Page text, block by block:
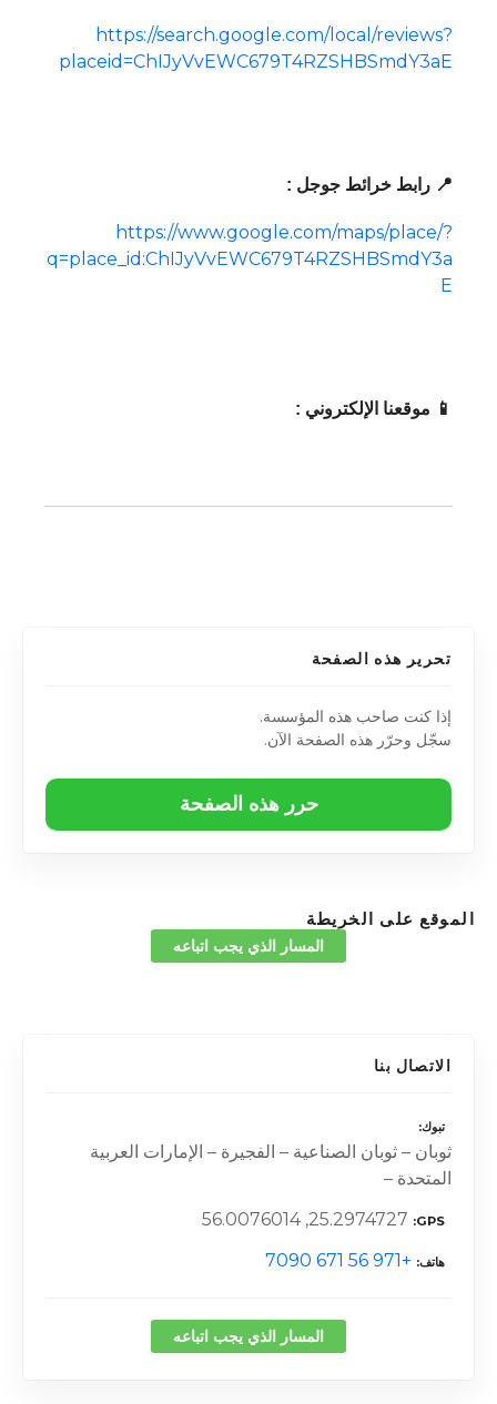
https://search.google.com/local/reviews?
placeid=ChIJyVvEWC679T4RZSHBSmdY3aE
📍 رابط خرائط جوجل :
https://www.google.com/maps/place/?
q=place_id:ChIJyVvEWC679T4RZSHBSmdY3a
E
📱 موقعنا الإلكتروني :
تحرير هذه الصفحة
إذا كنت صاحب هذه المؤسسة.
سجّل وحرّر هذه الصفحة الآن.
حرر هذه الصفحة
الموقع على الخريطة
المسار الذي يجب اتباعه
الاتصال بنا
تبوك
ثوبان – ثوبان الصناعية – الفجيرة – الإمارات العربية
المتحدة –
GPS
25.2974727, 56.0076014
هاتف +971 56 671 7090
المسار الذي يجب اتباعه